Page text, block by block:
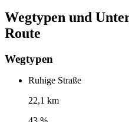
Wegtypen und
Route
Wegtypen
Ruhige Straße
22,1 km